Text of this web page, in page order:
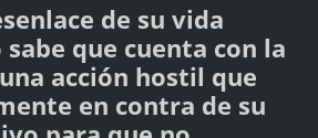
de su vida
que cuenta con la
acción hostil que
en contra de su